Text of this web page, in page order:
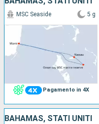
Pagamento in 4X
MSC Seaside 5 g
BAHAMAS, STATI UNITI